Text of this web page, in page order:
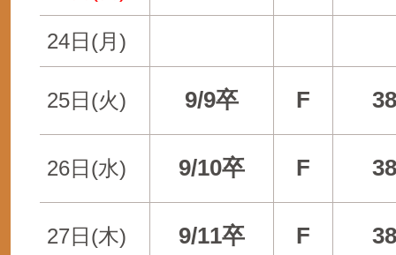
24日(月)
25日(火) 9/9卒 F
26日(水) 9/10卒 F
27日(木) 9/11卒 F